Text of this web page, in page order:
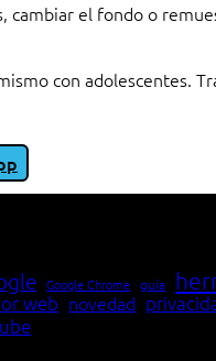
el fondo o
con adolescentes.
Google Chrome guía
web novedad